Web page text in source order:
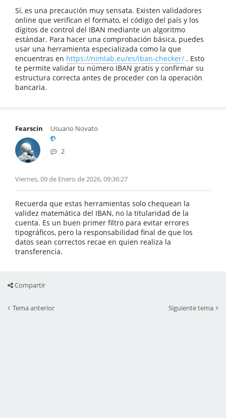
Sí, es una precaución muy sensata. Existen validadores
online que verifican el formato, el código del país y los
dígitos de control del IBAN mediante un algoritmo
estándar. Para hacer una comprobación básica, puedes
usar una herramienta especializada como la que
encuentras en https://nimlab.eu/es/iban-checker/ . Esto
te permite validar tu número IBAN gratis y confirmar su
estructura correcta antes de proceder con la operación
bancaria.
Fearscin Usuario Novato
2
Viernes, 09 de Enero de 2026, 09:36:27
Recuerda que estas herramientas solo chequean la
validez matemática del IBAN, no la titularidad de la
cuenta. Es un buen primer filtro para evitar errores
tipográficos, pero la responsabilidad final de que los
datos sean correctos recae en quien realiza la
transferencia.
Compartir
Tema anterior Siguiente tema